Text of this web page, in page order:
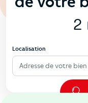
2
Localisation
Adresse de votre bien